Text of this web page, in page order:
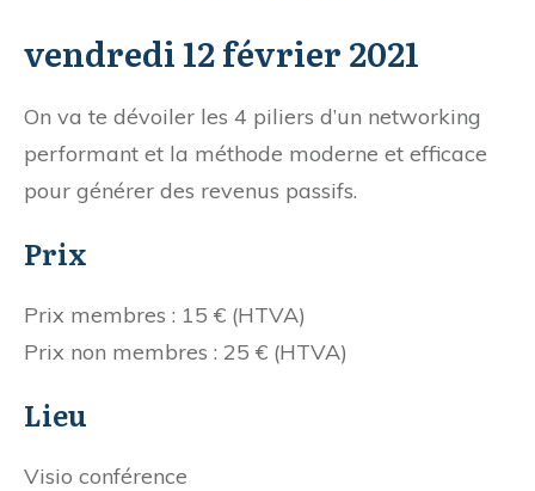
vendredi 12 février 2021
On va te dévoiler les 4 piliers d’un networking
performant et la méthode moderne et efficace
pour générer des revenus passifs.
Prix
Prix membres : 15 € (HTVA)
Prix non membres : 25 € (HTVA)
Lieu
Visio conférence